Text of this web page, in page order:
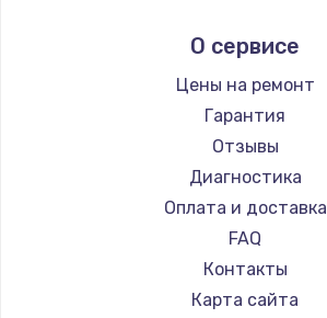
Microsoft
BlackView
Amazon
Aquarius
Philips
Dell
HP
Getac
ZTE
О сервисе
Цены на ремонт
Гарантия
Отзывы
Диагностика
Оплата и доставка
FAQ
Контакты
Карта сайта